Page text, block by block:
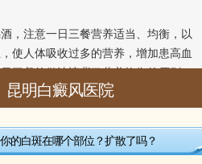
注意一日三餐营养适当、均衡，以
使人体吸收过多的营养，增加患高血
三餐的做法违背了营养均衡的原则。
昆明白癜风医院
的白斑在哪个部位？扩散了吗？